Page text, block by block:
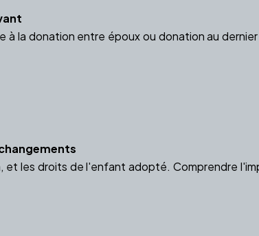
la donation entre époux ou donation au
et les droits de l'enfant adopté. Comprendre